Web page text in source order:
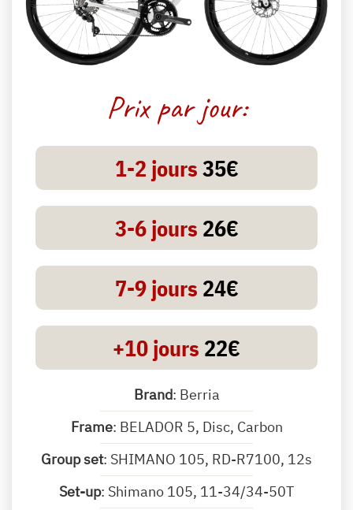
Prix par jour:
1-2 jours35€
3-6 jours 26€
7-9 jours 24€
+10 jours 22€
Brand: Berria
Frame: BELADOR 5, Disc, Carbon
Group set: SHIMANO 105, RD-R7100, 12s
Set-up: Shimano 105, 11-34/34-50T